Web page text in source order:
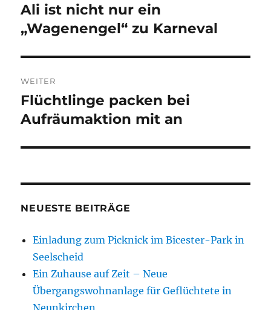
Vorheriger
Beitrag:
Ali ist nicht nur ein
„Wagenengel“ zu Karneval
WEITER
Nächster
Beitrag:
Flüchtlinge packen bei
Aufräumaktion mit an
NEUESTE BEITRÄGE
Einladung zum Picknick im Bicester-Park in
Seelscheid
Ein Zuhause auf Zeit – Neue
Übergangswohnanlage für Geflüchtete in
Neunkirchen